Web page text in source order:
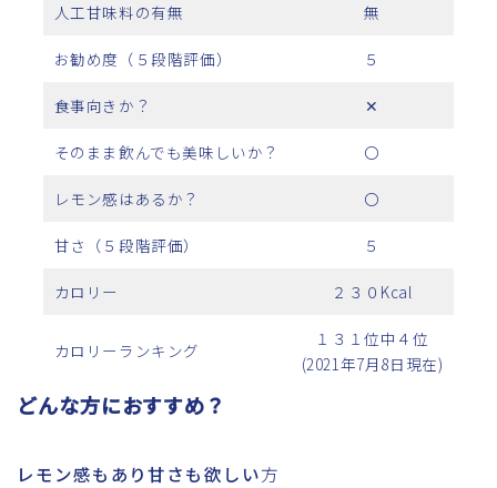
人工甘味料の有無 無
お勧め度（５段階評価） ５
食事向きか？ ✕
そのまま飲んでも美味しいか？ 〇
レモン感はあるか？ 〇
甘さ（５段階評価） ５
カロリー ２３０Kcal
カロリーランキング
１３１位中４位
(2021年7月8日現在)
どんな方におすすめ？
レモン感もあり甘さも欲しい方